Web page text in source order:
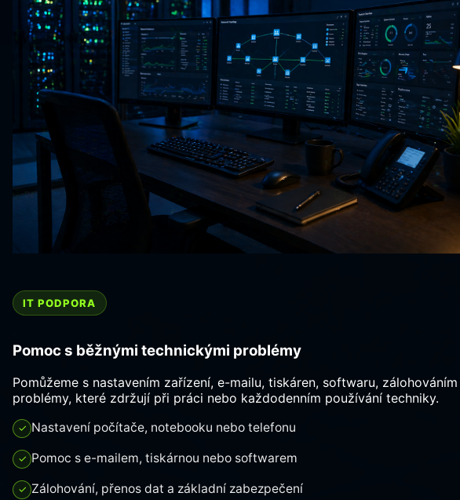
IT PODPORA
Pomoc s běžnými technickými problémy
Pomůžeme s nastavením zařízení, e-mailu, tiskáren, softwaru,
problémy, které zdržují při práci nebo každodenním používání techniky.
✓ Nastavení počítače, notebooku nebo telefonu
✓ Pomoc s e-mailem, tiskárnou nebo softwarem
✓ Zálohování, přenos dat a základní zabezpečení